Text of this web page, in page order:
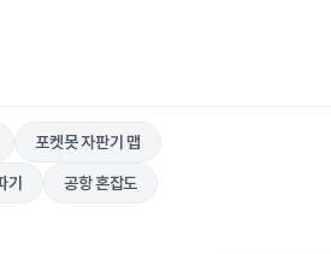
포켓못 자판기 맵
기 공항 혼잡도